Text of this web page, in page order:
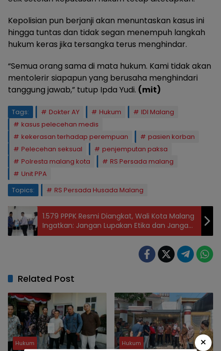
Kepolisian pun berjanji akan menuntaskan kasus ini
hingga tuntas dan tidak segan menempuh langkah
hukum keras jika tersangka terus menghindar.
“Semua orang sama di mata hukum. Kami tidak akan
mentolerir siapapun yang berusaha menghindari
tanggung jawab,” tutup Ipda Yudi. (mit)
Tags: Dokter AY Hukum
IDI Malang
kasus pelecehan medis
kekerasan terhadap perempuan
pasien korban
Pelecehan seksual
penjemputan paksa
Polresta malang kota
RS Persada malang
Unit PPA
Topics:
RS Persada Husada Malang
1.579 PPPK Resmi Diangkat, Wali Kota Malang
Ingatkan: Jangan Lupakan Etika dan Jangan
Ada Potongan
Related Post
Hukum Hukum ×